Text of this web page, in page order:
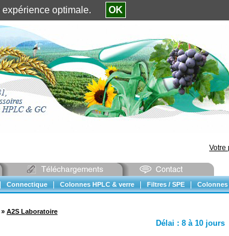
Identification client ||Mon compte
Votre
Connectique Colonnes HPLC & verre Filtres / SPE Colonnes
» A2S Laboratoire
Délai : 8 à 10 jours
expérience optimale. OK